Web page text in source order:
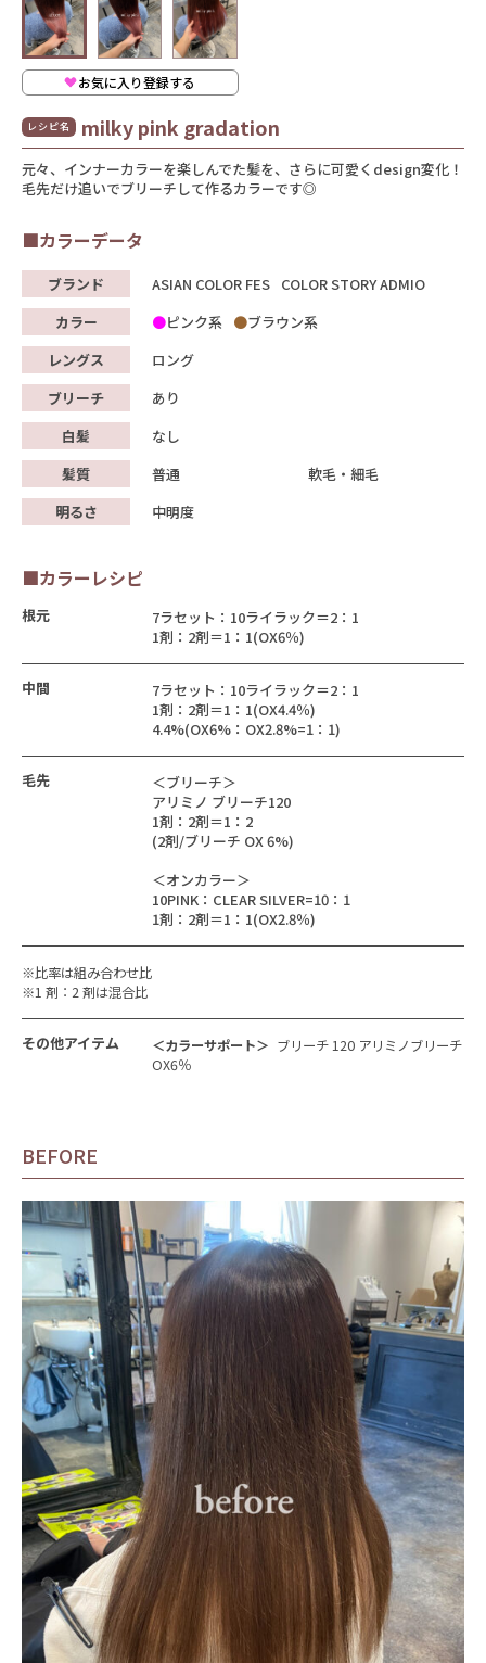
お気に入り登録する
レシピ名 milky pink gradation
元々、インナーカラーを楽しんでた髪を、さらに可愛くdesign変化！
毛先だけ追いでブリーチして作るカラーです◎
■カラーデータ
ブランド ASIAN COLOR FES COLOR STORY ADMIO
カラー
ピンク系
ブラウン系
レングス
ロング
ブリーチ
あり
白髪
なし
髪質
普通
軟毛・細毛
明るさ
中明度
■カラーレシピ
根元
7ラセット：10ライラック＝2：1
1剤：2剤＝1：1(OX6％)
中間
7ラセット：10ライラック＝2：1
1剤：2剤＝1：1(OX4.4％)
4.4%(OX6%：OX2.8%=1：1)
毛先
＜ブリーチ＞
アリミノ ブリーチ120
1剤：2剤＝1：2
(2剤/ブリーチ OX 6%)
＜オンカラー＞
10PINK：CLEAR SILVER=10：1
1剤：2剤＝1：1(OX2.8％)
※比率は組み合わせ比
※1 剤：2 剤は混合比
その他アイテム ＜カラーサポート＞ ブリーチ 120 アリミノブリーチ
OX6％
BEFORE